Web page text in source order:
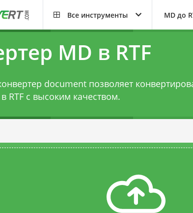
Все инструменты MD до
MD в RTF
document позволяет
RTF с высоким качеством.